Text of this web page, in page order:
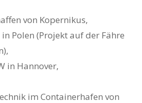
von Kopernikus,
Polen (Projekt auf der Fähre
in Hannover,
im Containerhafen von